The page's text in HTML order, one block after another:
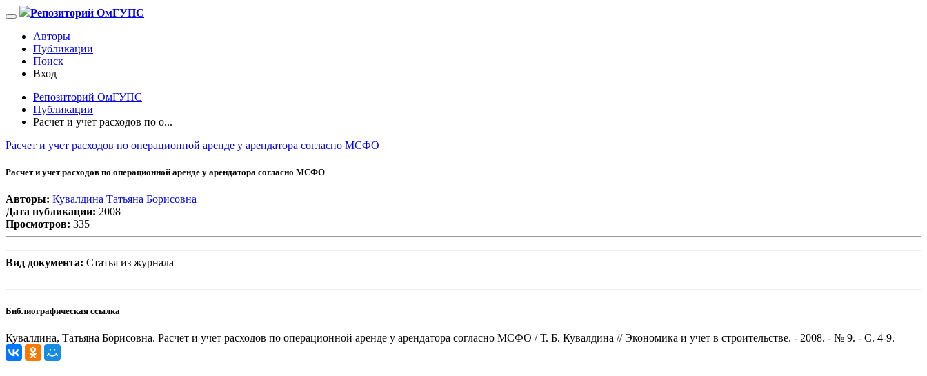
Репозиторий ОмГУПС
Авторы
Публикации
Поиск
Вход
Репозиторий ОмГУПС
Публикации
Расчет и учет расходов по о...
Расчет и учет расходов по операционной аренде у арендатора согласно МСФО
Расчет и учет расходов по операционной аренде у арендатора согласно МСФО
Авторы: Кувалдина Татьяна Борисовна
Дата публикации: 2008
Просмотров: 335
Вид документа: Статья из журнала
Библиографическая ссылка
Кувалдина, Татьяна Борисовна. Расчет и учет расходов по операционной аренде у арендатора согласно МСФО / Т. Б. Кувалдина // Экономика и учет в строительстве. - 2008. - № 9. - С. 4-9.